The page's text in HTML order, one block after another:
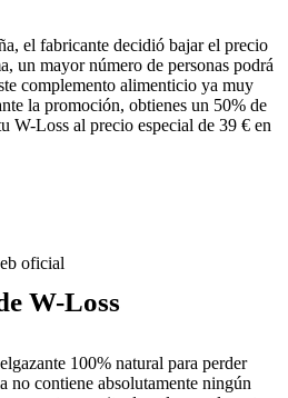
el fabricante decidió bajar el precio
un mayor número de personas podrá
complemento alimenticio ya muy
la promoción, obtienes un 50% de
W-Loss al precio especial de 39 € en
oficial
W-Loss
100% natural para perder
no contiene absolutamente ningún